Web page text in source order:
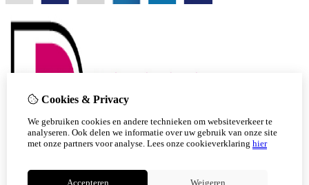
Cookies & Privacy
We gebruiken cookies en andere technieken om websiteverkeer te
analyseren. Ook delen we informatie over uw gebruik van onze site
met onze partners voor analyse. Lees onze cookieverklaring hier
Accepteren Weigeren